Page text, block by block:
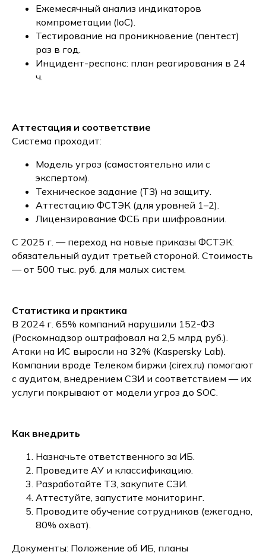
Ежемесячный анализ индикаторов
компрометации (IoC).
Тестирование на проникновение (пентест)
раз в год.
Инцидент-респонс: план реагирования в 24
ч.
Аттестация и соответствие
Система проходит:
Модель угроз (самостоятельно или с
экспертом).
Техническое задание (ТЗ) на защиту.
Аттестацию ФСТЭК (для уровней 1–2).
Лицензирование ФСБ при шифровании.
С 2025 г. — переход на новые приказы ФСТЭК:
обязательный аудит третьей стороной. Стоимость
— от 500 тыс. руб. для малых систем.
Статистика и практика
В 2024 г. 65% компаний нарушили 152-ФЗ
(Роскомнадзор оштрафовал на 2,5 млрд руб.).
Атаки на ИС выросли на 32% (Kaspersky Lab).
Компании вроде Телеком биржи (cirex.ru) помогают
с аудитом, внедрением СЗИ и соответствием — их
услуги покрывают от модели угроз до SOC.
Как внедрить
Назначьте ответственного за ИБ.
Проведите АУ и классификацию.
Разработайте ТЗ, закупите СЗИ.
Аттестуйте, запустите мониторинг.
Проводите обучение сотрудников (ежегодно,
80% охват).
Документы: Положение об ИБ, планы